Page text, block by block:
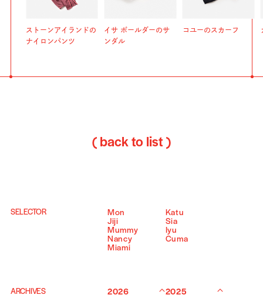
ストーンアイランドの
ナイロンパンツ
イサ ボールダーのサ
ンダル
コユーのスカーフ
( back to list )
SELECTOR Mon
Katu
Jiji
Sia
Mummy
Iyu
Nancy
Cuma
Miami
ARCHIVES 2026
2025